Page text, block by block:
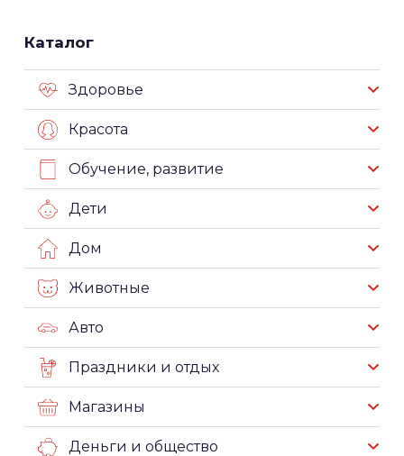
Каталог
Здоровье
Красота
Обучение, развитие
Дети
Дом
Животные
Авто
Праздники и отдых
Магазины
Деньги и общество